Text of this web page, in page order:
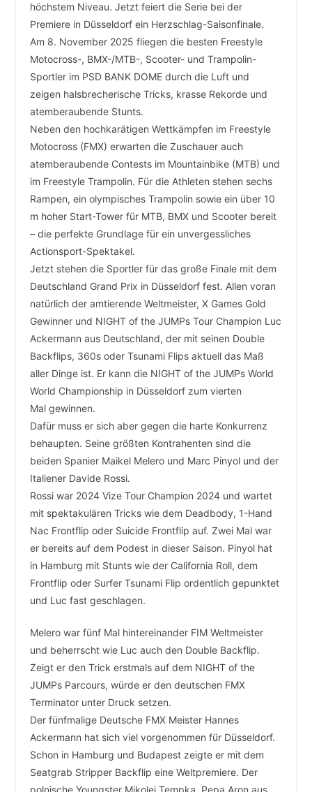
höchstem Niveau. Jetzt feiert die Serie bei der
Premiere in Düsseldorf ein Herzschlag-Saisonfinale.
Am 8. November 2025 fliegen die besten Freestyle
Motocross-, BMX-/MTB-, Scooter- und Trampolin-
Sportler im PSD BANK DOME durch die Luft und
zeigen halsbrecherische Tricks, krasse Rekorde und
atemberaubende Stunts.
Neben den hochkarätigen Wettkämpfen im Freestyle
Motocross (FMX) erwarten die Zuschauer auch
atemberaubende Contests im Mountainbike (MTB) und
im Freestyle Trampolin. Für die Athleten stehen sechs
Rampen, ein olympisches Trampolin sowie ein über 10
m hoher Start-Tower für MTB, BMX und Scooter bereit
– die perfekte Grundlage für ein unvergessliches
Actionsport-Spektakel.
Jetzt stehen die Sportler für das große Finale mit dem
Deutschland Grand Prix in Düsseldorf fest. Allen voran
natürlich der amtierende Weltmeister, X Games Gold
Gewinner und NIGHT of the JUMPs Tour Champion Luc
Ackermann aus Deutschland, der mit seinen Double
Backflips, 360s oder Tsunami Flips aktuell das Maß
aller Dinge ist. Er kann die NIGHT of the JUMPs World
World Championship in Düsseldorf zum vierten
Mal gewinnen.
Dafür muss er sich aber gegen die harte Konkurrenz
behaupten. Seine größten Kontrahenten sind die
beiden Spanier Maikel Melero und Marc Pinyol und der
Italiener Davide Rossi.
Rossi war 2024 Vize Tour Champion 2024 und wartet
mit spektakulären Tricks wie dem Deadbody, 1-Hand
Nac Frontflip oder Suicide Frontflip auf. Zwei Mal war
er bereits auf dem Podest in dieser Saison. Pinyol hat
in Hamburg mit Stunts wie der California Roll, dem
Frontflip oder Surfer Tsunami Flip ordentlich gepunktet
und Luc fast geschlagen.
Melero war fünf Mal hintereinander FIM Weltmeister
und beherrscht wie Luc auch den Double Backflip.
Zeigt er den Trick erstmals auf dem NIGHT of the
JUMPs Parcours, würde er den deutschen FMX
Terminator unter Druck setzen.
Der fünfmalige Deutsche FMX Meister Hannes
Ackermann hat sich viel vorgenommen für Düsseldorf.
Schon in Hamburg und Budapest zeigte er mit dem
Seatgrab Stripper Backflip eine Weltpremiere. Der